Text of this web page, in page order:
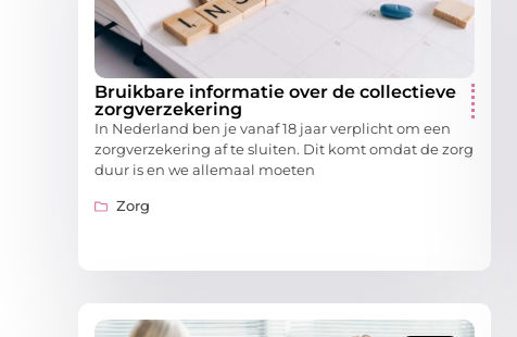
Bruikbare informatie over de collectieve
zorgverzekering
In Nederland ben je vanaf 18 jaar verplicht om een
zorgverzekering af te sluiten. Dit komt omdat de zorg
duur is en we allemaal moeten
Zorg